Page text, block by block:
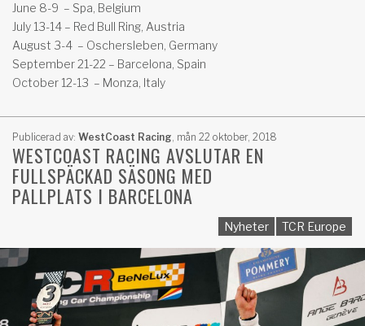
June 8-9 – Spa, Belgium
July 13-14 – Red Bull Ring, Austria
August 3-4 – Oschersleben, Germany
September 21-22 – Barcelona, Spain
October 12-13 – Monza, Italy
Publicerad av: WestCoast Racing, mån 22 oktober, 2018
WESTCOAST RACING AVSLUTAR EN
FULLSPÄCKAD SÄSONG MED
PALLPLATS I BARCELONA
Nyheter TCR Europe